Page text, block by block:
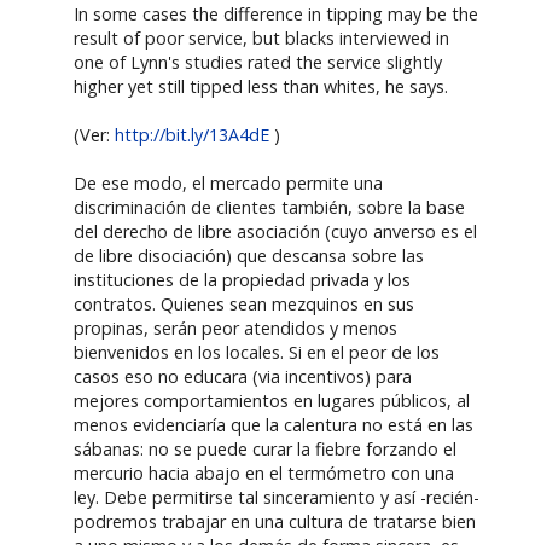
In some cases the difference in tipping may be the
result of poor service, but blacks interviewed in
one of Lynn's studies rated the service slightly
higher yet still tipped less than whites, he says.
(Ver:http://bit.ly/13A4dE )
De ese modo, el mercado permite una
discriminación de clientes también, sobre la base
del derecho de libre asociación (cuyo anverso es el
de libre disociación) que descansa sobre las
instituciones de la propiedad privada y los
contratos. Quienes sean mezquinos en sus
propinas, serán peor atendidos y menos
bienvenidos en los locales. Si en el peor de los
casos eso no educara (via incentivos) para
mejores comportamientos en lugares públicos, al
menos evidenciaría que la calentura no está en las
sábanas: no se puede curar la fiebre forzando el
mercurio hacia abajo en el termómetro con una
ley. Debe permitirse tal sinceramiento y así -recién-
podremos trabajar en una cultura de tratarse bien